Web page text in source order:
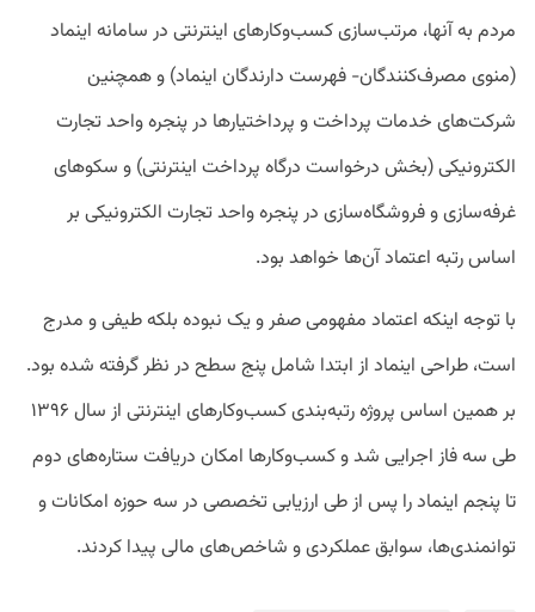
مردم به آنها، مرتب‌سازی کسب‌وکارهای اینترنتی در سامانه اینماد
(منوی مصرف‌کنندگان- فهرست دارندگان اینماد) و همچنین
شرکت‌های خدمات پرداخت و پرداختیارها در پنجره واحد تجارت
الکترونیکی (بخش درخواست درگاه پرداخت اینترنتی) و سکوهای
غرفه‌سازی و فروشگاه‌سازی در پنجره واحد تجارت الکترونیکی بر
اساس رتبه اعتماد آن‌ها خواهد بود.
با توجه اینکه اعتماد مفهومی صفر و یک نبوده بلکه طیفی و مدرج
است، طراحی اینماد از ابتدا شامل پنج سطح در نظر گرفته شده بود.
بر همین اساس پروژه رتبه‌بندی کسب‌وکارهای اینترنتی از سال ۱۳۹۶
طی سه فاز اجرایی شد و کسب‌وکارها امکان دریافت ستاره‌های دوم
تا پنجم اینماد را پس از طی ارزیابی تخصصی در سه حوزه امکانات و
توانمندی‌ها، سوابق عملکردی و شاخص‌های مالی پیدا کردند.